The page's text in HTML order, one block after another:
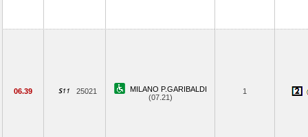
06.39 25021
MILANO P.GARIBALDI
(07.21)
1